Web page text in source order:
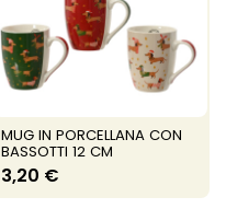
MUG IN PORCELLANA CON
BASSOTTI 12 CM
3,20 €